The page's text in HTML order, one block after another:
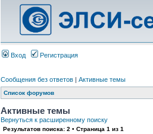
Вход Регистрация
Сообщения без ответов | Активные темы
Список форумов
Активные темы
Вернуться к расширенному поиску
Результатов поиска: 2 • Страница 1 из 1